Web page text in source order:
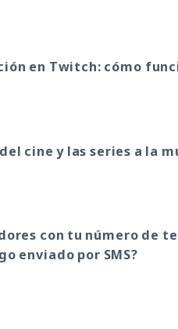
en Twitch: cómo
cine y las series a la
con tu número de
enviado por SMS?